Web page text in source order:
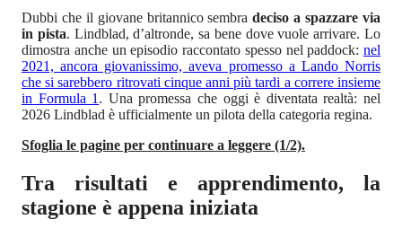
Dubbi che il giovane britannico sembradeciso a spazzare via
in pista. Lindblad, d’altronde, sa bene dove vuole arrivare. Lo
dimostra anche un episodio raccontato spesso nel paddock: nel
2021, ancora giovanissimo, aveva promesso a Lando Norris
che si sarebbero ritrovati cinque anni più tardi a correre insieme
in Formula 1 . Una promessa che oggi è diventata realtà: nel
2026 Lindblad è ufficialmente un pilota della categoria regina.
Sfoglia le pagine per continuare a leggere (1/2).
Tra risultati e apprendimento, la
stagione è appena iniziata